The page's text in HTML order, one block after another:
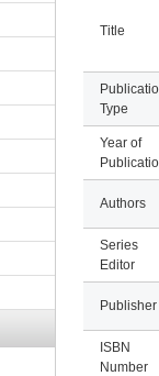
Title
Type
Year of
Authors
Series
Editor
Publisher
ISBN
Number